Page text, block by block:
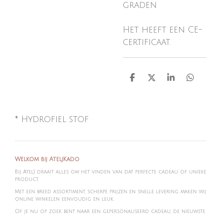
graden
Het heeft een CE-
certificaat.
D
D
S
D
* Hydrofiel stof
Welkom bij AteljKado
Bij Atel'J draait alles om het vinden van dat perfecte cadeau of unieke
product.
Met een breed assortiment, scherpe prijzen en snelle levering maken wij
online winkelen eenvoudig en leuk.
Of je nu op zoek bent naar een gepersonaliseerd cadeau, de nieuwste